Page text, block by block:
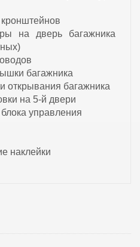
на дверь багажника
багажника
открывания багажника
на 5-й двери
управления
наклейки